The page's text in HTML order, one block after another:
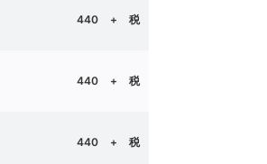
440 + 税
440 + 税
440 + 税